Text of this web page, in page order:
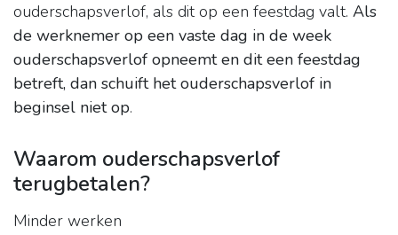
ouderschapsverlof, als dit op een feestdag valt. Als
de werknemer op een vaste dag in de week
ouderschapsverlof opneemt en dit een feestdag
betreft, dan schuift het ouderschapsverlof in
beginsel niet op.
Waarom ouderschapsverlof
terugbetalen?
Minder werken